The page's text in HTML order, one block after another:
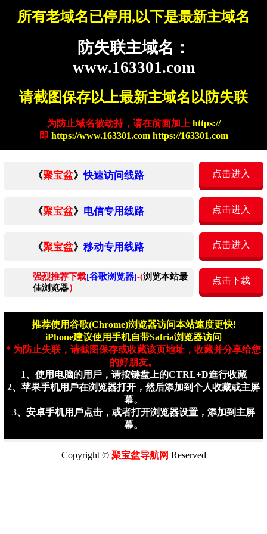
所有老域名已停用,以下是最新主域名
防失联主域名：
www.163301.com
请截图保存以上最新主域名以防失联
为防止域名被劫持，请在前面加上 https://
即 https://www.163301.com https://163301.com
《聚宝盆》快速访问线路 点击进入
《聚宝盆》 电信专用线路 点击进入
《聚宝盆》 移动专用线路 点击进入
强烈推荐下载[谷歌浏览器]-(浏览本站最
佳浏览器）
点击下载
推荐使用谷歌(Chrome)浏览器访问本站速度更快!
iPhone建议使用手机自带Safria浏览器访问
* 为防止失联，请截图保存或收藏该页地址，收藏并分享给您
的好朋友。
1、使用电脑的用戶，请按键盘上的CTRL+D進行收藏
2、苹果手机用戶在浏览器打开，然后添加到个人收藏或主屏
幕。
3、安卓手机用戶点击，或者打开浏览器设置，添加到主屏
幕。
Copyright © 聚宝盆导航网 Reserved